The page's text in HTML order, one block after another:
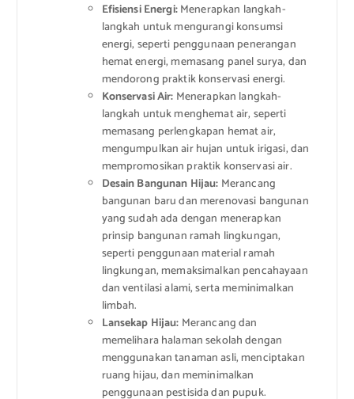
Efisiensi Energi:Menerapkan langkah-
langkah untuk mengurangi konsumsi
energi, seperti penggunaan penerangan
hemat energi, memasang panel surya, dan
mendorong praktik konservasi energi.
Konservasi Air: Menerapkan langkah-
langkah untuk menghemat air, seperti
memasang perlengkapan hemat air,
mengumpulkan air hujan untuk irigasi, dan
mempromosikan praktik konservasi air.
Desain Bangunan Hijau: Merancang
bangunan baru dan merenovasi bangunan
yang sudah ada dengan menerapkan
prinsip bangunan ramah lingkungan,
seperti penggunaan material ramah
lingkungan, memaksimalkan pencahayaan
dan ventilasi alami, serta meminimalkan
limbah.
Lansekap Hijau: Merancang dan
memelihara halaman sekolah dengan
menggunakan tanaman asli, menciptakan
ruang hijau, dan meminimalkan
penggunaan pestisida dan pupuk.